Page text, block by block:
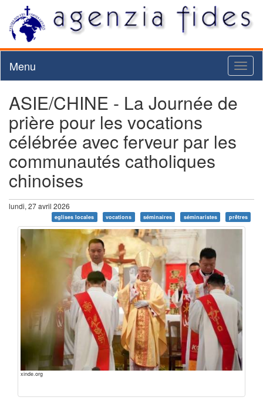
Menu
ASIE/CHINE - La Journée de
prière pour les vocations
célébrée avec ferveur par les
communautés catholiques
chinoises
lundi, 27 avril 2026
eglises locales vocations séminaires séminaristes prêtres
xinde.org